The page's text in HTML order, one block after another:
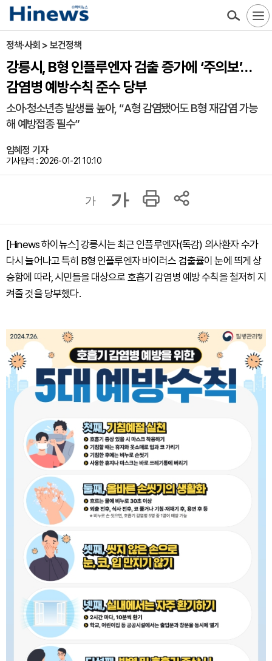
정책·사회 > 보건정책
강릉시, B형 인플루엔자 검출 증가에 ‘주의보’…
감염병 예방수칙 준수 당부
소아·청소년층 발생률 높아, “A형 감염됐어도 B형 재감염 가능
해 예방접종 필수”
임혜정 기자
기사입력 : 2026-01-21 10:10
가 가
[Hinews 하이뉴스] 강릉시는 최근 인플루엔자(독감) 의사환자 수가
다시 늘어나고 특히 B형 인플루엔자 바이러스 검출률이 눈에 띄게 상
승함에 따라, 시민들을 대상으로 호흡기 감염병 예방 수칙을 철저히 지
켜줄 것을 당부했다.